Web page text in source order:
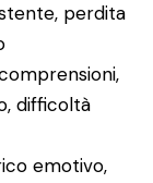
perdita
difficoltà
emotivo,